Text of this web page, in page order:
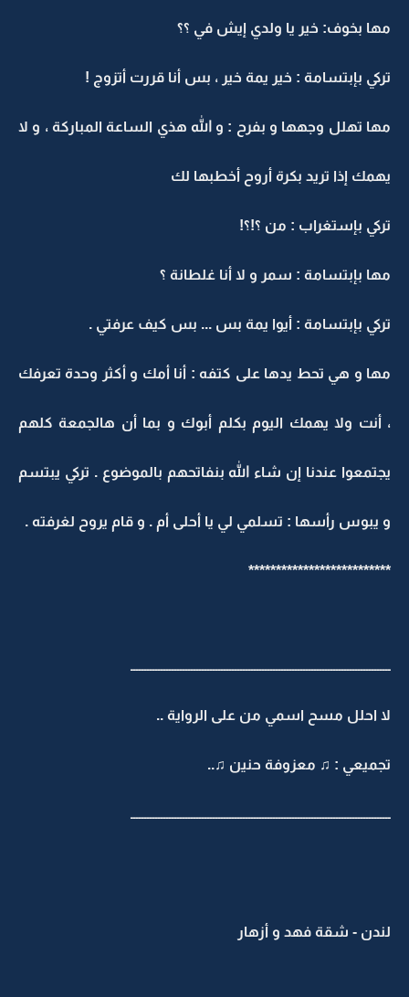
مها بخوف: خير يا ولدي إيش في ؟؟
تركي بإبتسامة : خير يمة خير ، بس أنا قررت أتزوج !
مها تهلل وجهها و بفرح : و الله هذي الساعة المباركة ، و لا
يهمك إذا تريد بكرة أروح أخطبها لك
تركي بإستغراب : من ؟!؟!
مها بإبتسامة : سمر و لا أنا غلطانة ؟
تركي بإبتسامة : أيوا يمة بس ... بس كيف عرفتي .
مها و هي تحط يدها على كتفه : أنا أمك و أكثر وحدة تعرفك
، أنت ولا يهمك اليوم بكلم أبوك و بما أن هالجمعة كلهم
يجتمعوا عندنا إن شاء الله بنفاتحهم بالموضوع . تركي يبتسم
و يبوس رأسها : تسلمي لي يا أحلى أم . و قام يروح لغرفته .
**************************
ـــــــــــــــــــــــــــــــــــــــــــــــــــــــــــــــــــــــــــــــــــــــــــــــ
لا احلل مسح اسمي من على الرواية ..
تجميعي : ♫ معزوفة حنين ♫..
ـــــــــــــــــــــــــــــــــــــــــــــــــــــــــــــــــــــــــــــــــــــــــــــــ
لندن - شقة فهد و أزهار